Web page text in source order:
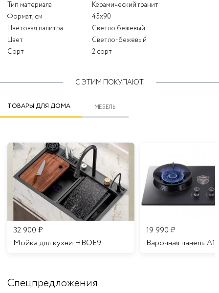
Тип материала
Керамический гранит
Формат, см
45x90
Цветовая палитра
Светло бежевый
Цвет
Светло-бежевый
Сорт
2 сорт
С ЭТИМ ПОКУПАЮТ
ТОВАРЫ ДЛЯ ДОМА МЕБЕЛЬ
32 900 ₽
Мойка для кухни HBOE9
19 990 ₽
Варочная панель A16
Спецпредложения